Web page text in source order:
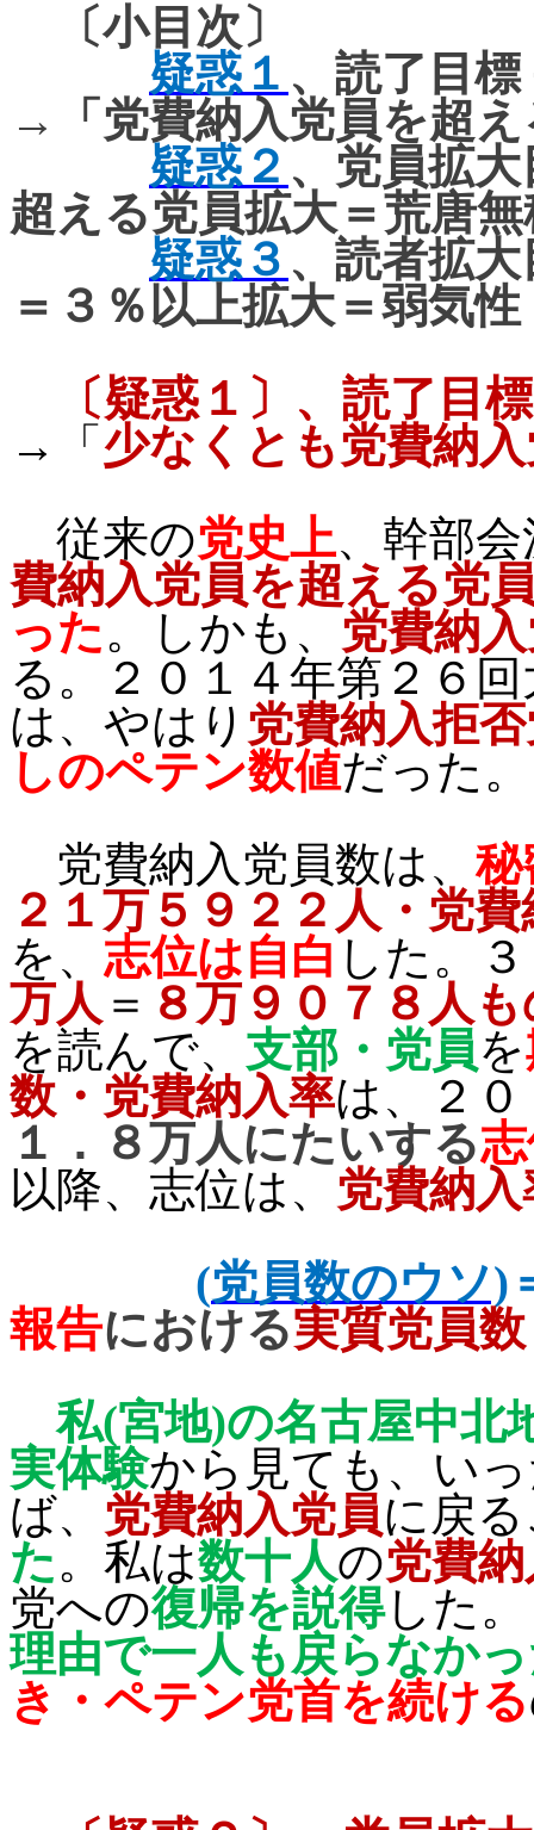
〔小目次〕
疑惑１ 、読了目標
→「 党費納入党員を超
疑惑２ 、党員拡
超える党員拡大＝荒唐
疑惑３ 、読者拡
＝３％以上拡大＝弱気性
〔疑惑１〕、読了目標
→「 少なくとも党費納
従来の党史上、幹部
費納入党員を超える党
った。しかも、 党費納
る。２０１４年第２６
は、やはり 党費納入拒
しのペテン数値だった。
党費納入党員数は、秘
２１万５９２２人・党
を、 志位は自白 した。
万人 ＝ ８万９０７８人
を読んで、 支部・党員を
数・党費納入率は、２
１．８万人にたいする
以降、志位は、 党費納入
(党員数のウソ)
報告における実質党員
私(宮地)の名古屋中北
実体験から見ても、い
ば、 党費納入党員に戻
た。私は数十人の党費
党への復帰を説得した
理由で一人も戻らなか
き・ペテン党首を続ける